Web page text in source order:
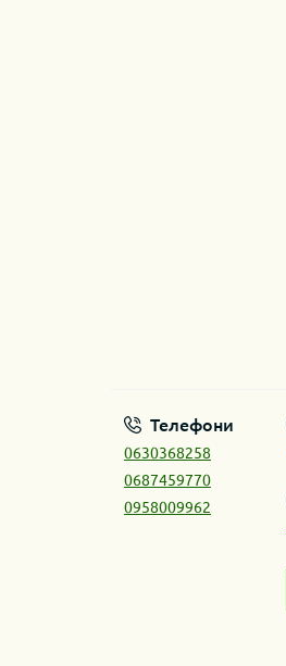
Телефони
0630368258
0687459770
0958009962